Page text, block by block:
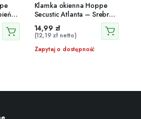
Klamka okienna Hoppe
Secustic Atlanta – Srebrny
F9 T32-42
14,99 zł
(12,19 złnetto)
Zapytaj o dostępność